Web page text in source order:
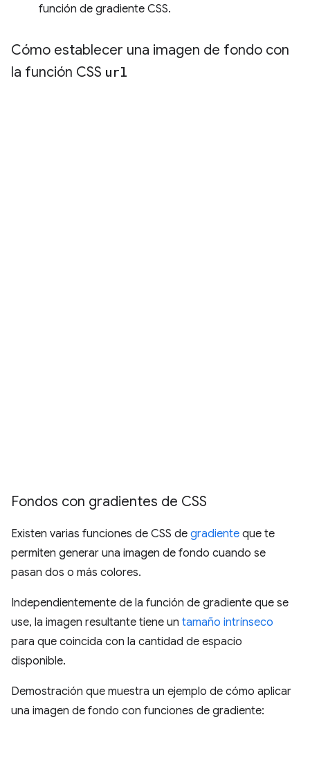
función de gradiente CSS.
Cómo establecer una imagen de fondo con
la función CSS url
Fondos con gradientes de CSS
Existen varias funciones de CSS de gradiente que te
permiten generar una imagen de fondo cuando se
pasan dos o más colores.
Independientemente de la función de gradiente que se
use, la imagen resultante tiene un tamaño intrínseco
para que coincida con la cantidad de espacio
disponible.
Demostración que muestra un ejemplo de cómo aplicar
una imagen de fondo con funciones de gradiente: